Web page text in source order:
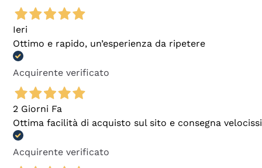
Ieri
Ottimo e rapido, un’esperienza da ripetere
Acquirente verificato
2 Giorni Fa
Ottima facilità di acquisto sul sito e consegna
Acquirente verificato